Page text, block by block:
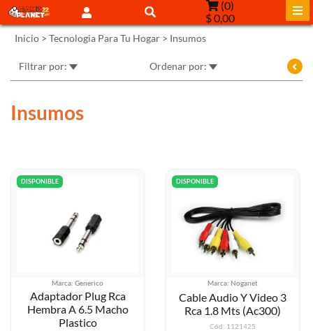
(0)
$ 0,00
Inicio > Tecnologia Para Tu Hogar > Insumos
Filtrar por: Ordenar por:
Insumos
DISPONIBLE
Marca: Generico
Adaptador Plug Rca
Hembra A 6.5 Macho
Plastico
DISPONIBLE
Marca: Noganet
Cable Audio Y Video 3
Rca 1.8 Mts (Ac300)
Cód: 1121425